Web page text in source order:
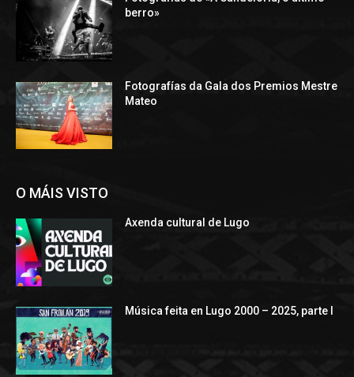
berro»
Fotografías da Gala dos Premios Mestre
Mateo
O MÁIS VISTO
Axenda cultural de Lugo
Música feita en Lugo 2000 – 2025, parte I